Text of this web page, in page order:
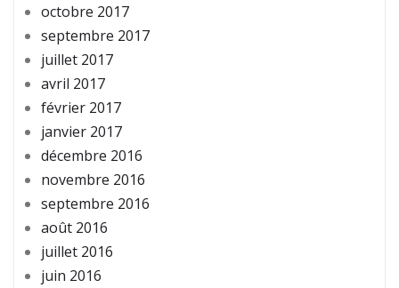
octobre 2017
septembre 2017
juillet 2017
avril 2017
février 2017
janvier 2017
décembre 2016
novembre 2016
septembre 2016
août 2016
juillet 2016
juin 2016